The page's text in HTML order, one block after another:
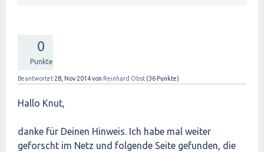
0
Punkte
Beantwortet 28, Nov 2014von Reinhard Obst (36 Punkte)
Hallo Knut,
danke für Deinen Hinweis. Ich habe mal weiter
geforscht im Netz und folgende Seite gefunden, die